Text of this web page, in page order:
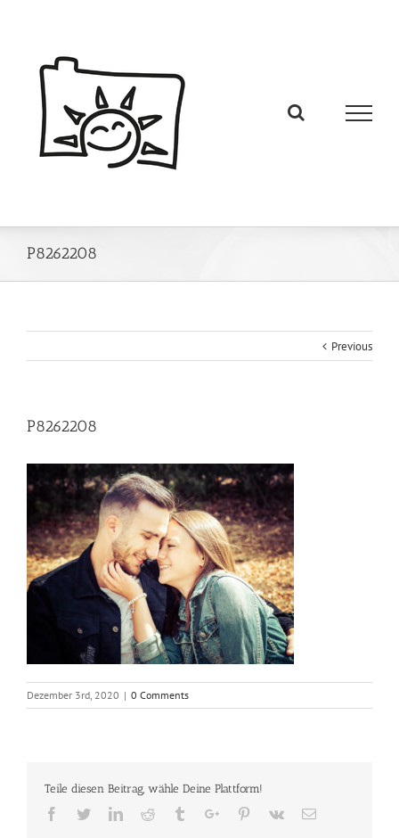
P8262208
Previous
P8262208
Dezember 3rd, 2020 | 0 Comments
Teile diesen Beitrag, wähle Deine Plattform!
Facebook
TwitterLinkedinReddit TumblrGoogle+Pinterest
Vk Email